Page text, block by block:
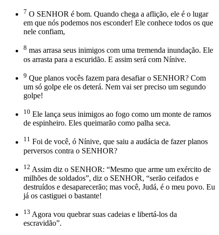
7 O SENHOR é bom. Quando chega a aflição, ele é o lugar
em que nós podemos nos esconder! Ele conhece todos os que
nele confiam,
8 mas arrasa seus inimigos com uma tremenda inundação. Ele
os arrasta para a escuridão. E assim será com Nínive.
9 Que planos vocês fazem para desafiar o SENHOR? Com
um só golpe ele os deterá. Nem vai ser preciso um segundo
golpe!
10 Ele lança seus inimigos ao fogo como um monte de ramos
de espinheiro. Eles queimarão como palha seca.
11 Foi de você, ó Nínive, que saiu a audácia de fazer planos
perversos contra o SENHOR?
12 Assim diz o SENHOR: “Mesmo que arme um exército de
milhões de soldados”, diz o SENHOR, “serão ceifados e
destruídos e desaparecerão; mas você, Judá, é o meu povo. Eu
já os castiguei o bastante!
13 Agora vou quebrar suas cadeias e libertá-los da
escravidão”.